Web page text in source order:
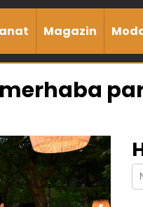
Magazin
merhaba